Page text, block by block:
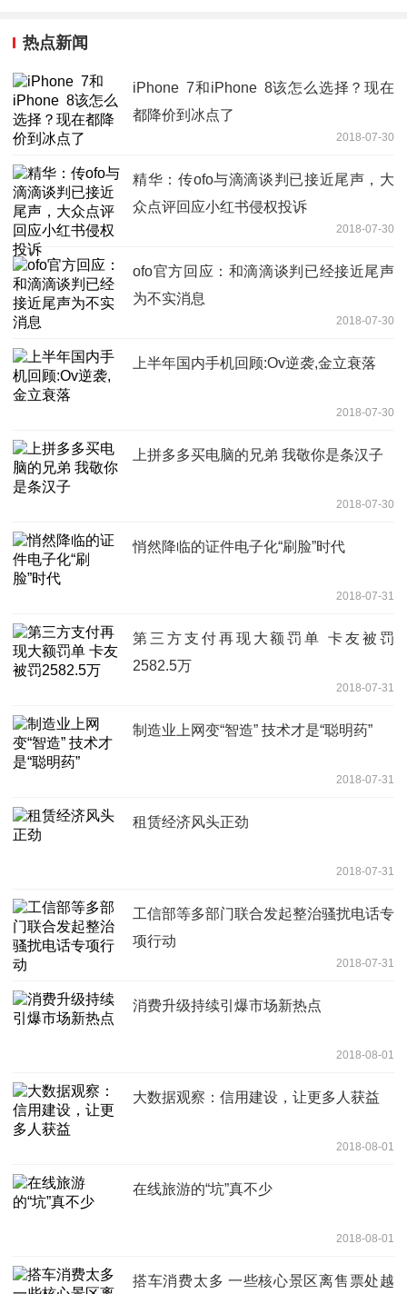
热点新闻
iPhone 7和iPhone 8该怎么选择？现在
都降价到冰点了
2018-07-30
精华：传ofo与滴滴谈判已接近尾声，大
众点评回应小红书侵权投诉
2018-07-30
ofo官方回应：和滴滴谈判已经接近尾声
为不实消息
2018-07-30
上半年国内手机回顾:Ov逆袭,金立衰落
2018-07-30
上拼多多买电脑的兄弟 我敬你是条汉子
2018-07-30
悄然降临的证件电子化“刷脸”时代
2018-07-31
第三方支付再现大额罚单 卡友被罚
2582.5万
2018-07-31
制造业上网变“智造” 技术才是“聪明药”
2018-07-31
租赁经济风头正劲
2018-07-31
工信部等多部门联合发起整治骚扰电话专
项行动
2018-07-31
消费升级持续引爆市场新热点
2018-08-01
大数据观察：信用建设，让更多人获益
2018-08-01
在线旅游的“坑”真不少
2018-08-01
搭车消费太多 一些核心景区离售票处越